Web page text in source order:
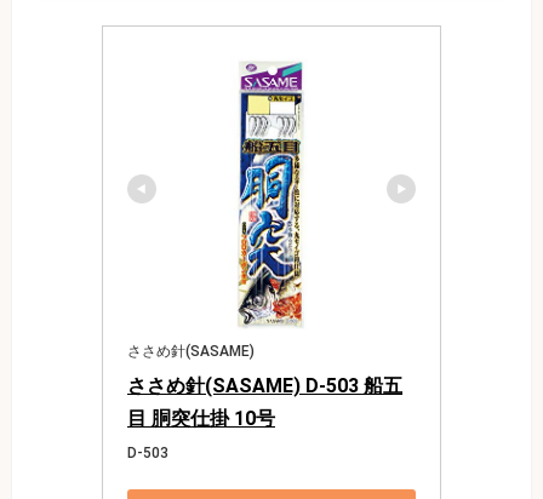
ささめ針(SASAME)
ささめ針(SASAME) D-503 船五
目 胴突仕掛 10号
D-503